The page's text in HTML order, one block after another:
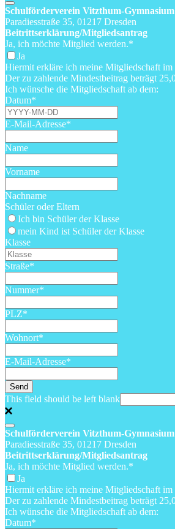
Schulförderverein Vitzthum-Gymnasium
Paradiesstraße 35, 01217 Dresden
Beitrittserklärung/Mitgliedsantrag
Ja, ich möchte Mitglied werden.*
Ja
Hiermit erkläre ich meine Mitgliedschaft
Der zu zahlende Mindestbeitrag beträgt
Ich wünsche die Mitgliedschaft ab dem:
Datum*
E-Mail-Adresse*
Name
Vorname
Nachname
Schüler oder Eltern
Ich bin Schüler der Klasse
mein Kind ist Schüler der Klasse
Klasse
Straße*
Nummer*
PLZ*
Wohnort*
E-Mail-Adresse*
Send
This field should be left blank
Schulförderverein Vitzthum-Gymnasium
Paradiesstraße 35, 01217 Dresden
Beitrittserklärung/Mitgliedsantrag
Ja, ich möchte Mitglied werden.*
Ja
Hiermit erkläre ich meine Mitgliedschaft
Der zu zahlende Mindestbeitrag beträgt
Ich wünsche die Mitgliedschaft ab dem:
Datum*